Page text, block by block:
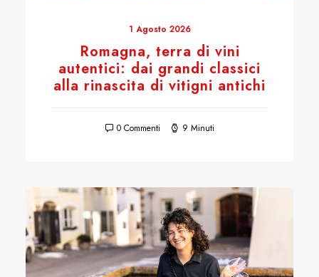
1 Agosto 2026
Romagna, terra di vini
autentici: dai grandi classici
alla rinascita di vitigni antichi
0 Commenti 9 Minuti